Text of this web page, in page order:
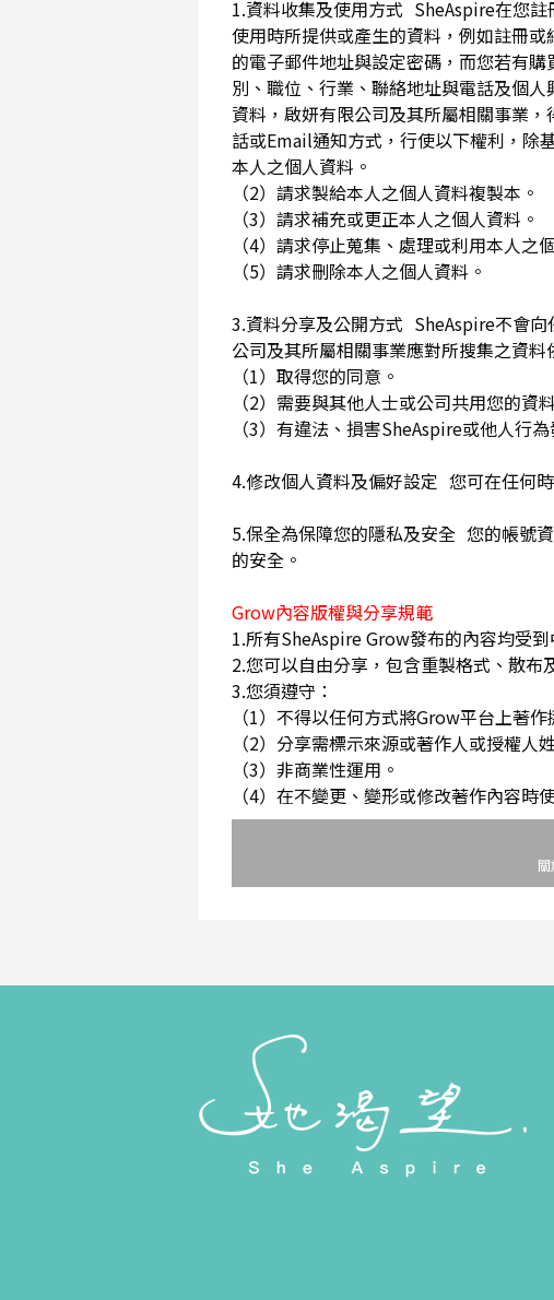
1.資料收集及使用方式 SheAspire在您
使用時所提供或產生的資料，例如註冊
的電子郵件地址與設定密碼，而您若有
別、職位、行業、聯絡地址與電話及個
資料，啟妍有限公司及其所屬相關事業
話或Email通知方式，行使以下權利，除
本人之個人資料。
（2）請求製給本人之個人資料複製本。
（3）請求補充或更正本人之個人資料。
（4）請求停止蒐集、處理或利用本人之
（5）請求刪除本人之個人資料。
3.資料分享及公開方式 SheAspire不會
公司及其所屬相關事業應對所搜集之資
（1）取得您的同意。
（2）需要與其他人士或公司共用您的
（3）有違法、損害SheAspire或他人行
4.修改個人資料及偏好設定 您可在任何
5.保全為保障您的隱私及安全 您的帳號
的安全。
Grow內容版權與分享規範
1.所有SheAspire Grow發布的內容均受
2.您可以自由分享，包含重製格式、散布
3.您須遵守：
（1）不得以任何方式將Grow平台上著
（2）分享需標示來源或著作人或授權人
（3）非商業性運用。
（4）在不變更、變形或修改著作內容時